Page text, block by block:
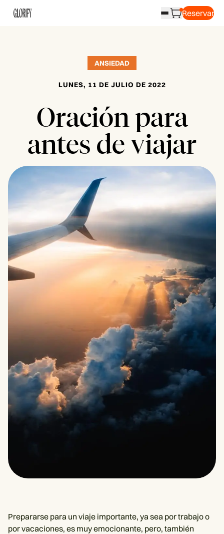
Reservar
ANSIEDAD
LUNES, 11 DE JULIO DE 2022
Oración para
antes de viajar
Prepararse para un viaje importante, ya sea por trabajo o
por vacaciones, es muy emocionante, pero, también